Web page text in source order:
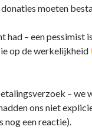
moeten
had – een pessimist
op de werkelijkheid
– we
ons niet
nog een reactie).